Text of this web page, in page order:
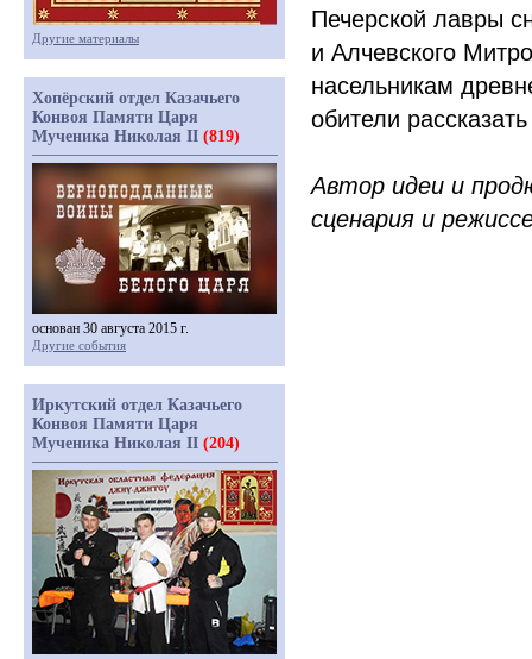
Печерской лавры
и Алчевского
насельникам
обители
Автор идеи и
сценария и
Другие материалы
Хопёрский отдел Казачьего
Конвоя Памяти Царя
Мученика Николая II (819)
основан 30 августа 2015 г.
Другие события
Иркутский отдел Казачьего
Конвоя Памяти Царя
Мученика Николая II (204)